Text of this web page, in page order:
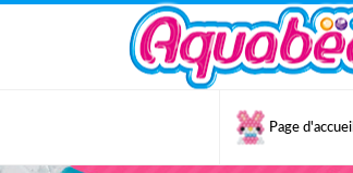
Page d'accueil